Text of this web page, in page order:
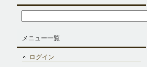
メニュー一覧
ログイン